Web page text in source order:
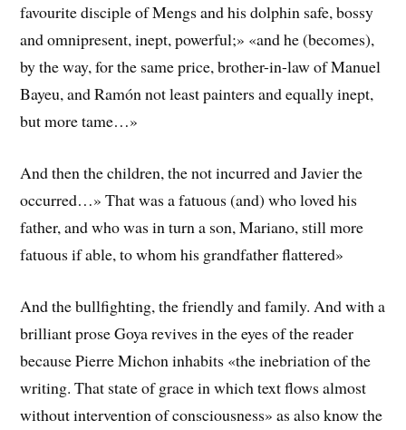
favourite disciple of Mengs and his dolphin safe, bossy
and omnipresent, inept, powerful;» «and he (becomes),
by the way, for the same price, brother-in-law of Manuel
Bayeu, and Ramón not least painters and equally inept,
but more tame…»
And then the children, the not incurred and Javier the
occurred…» That was a fatuous (and) who loved his
father, and who was in turn a son, Mariano, still more
fatuous if able, to whom his grandfather flattered»
And the bullfighting, the friendly and family. And with a
brilliant prose Goya revives in the eyes of the reader
because Pierre Michon inhabits «the inebriation of the
writing. That state of grace in which text flows almost
without intervention of consciousness» as also know the